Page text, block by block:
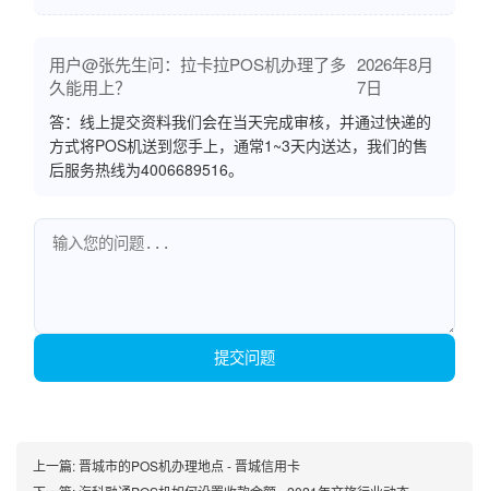
用户@张先生问：拉卡拉POS机办理了多
久能用上？
2026年8月
7日
答：线上提交资料我们会在当天完成审核，并通过快递的
方式将POS机送到您手上，通常1~3天内送达，我们的售
后服务热线为4006689516。
提交问题
上一篇:晋城市的POS机办理地点 - 晋城信用卡